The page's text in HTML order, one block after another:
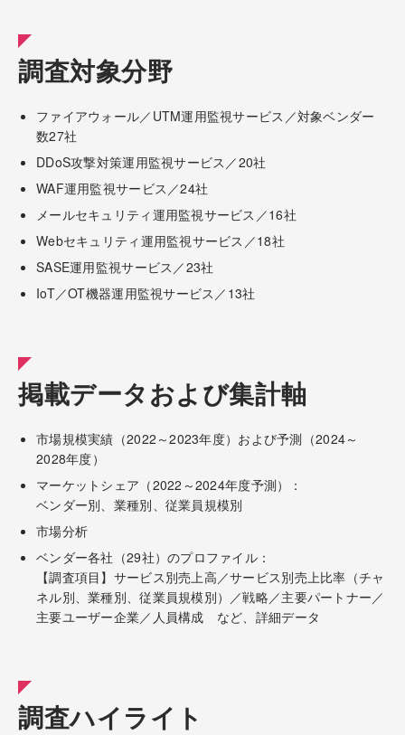
調査対象分野
ファイアウォール／UTM運用監視サービス／対象ベンダー
数27社
DDoS攻撃対策運用監視サービス／20社
WAF運用監視サービス／24社
メールセキュリティ運用監視サービス／16社
Webセキュリティ運用監視サービス／18社
SASE運用監視サービス／23社
IoT／OT機器運用監視サービス／13社
掲載データおよび集計軸
市場規模実績（2022～2023年度）および予測（2024～
2028年度）
マーケットシェア（2022～2024年度予測）：
ベンダー別、業種別、従業員規模別
市場分析
ベンダー各社（29社）のプロファイル：
【調査項目】サービス別売上高／サービス別売上比率（チャ
ネル別、業種別、従業員規模別）／戦略／主要パートナー／
主要ユーザー企業／人員構成 など、詳細データ
調査ハイライト